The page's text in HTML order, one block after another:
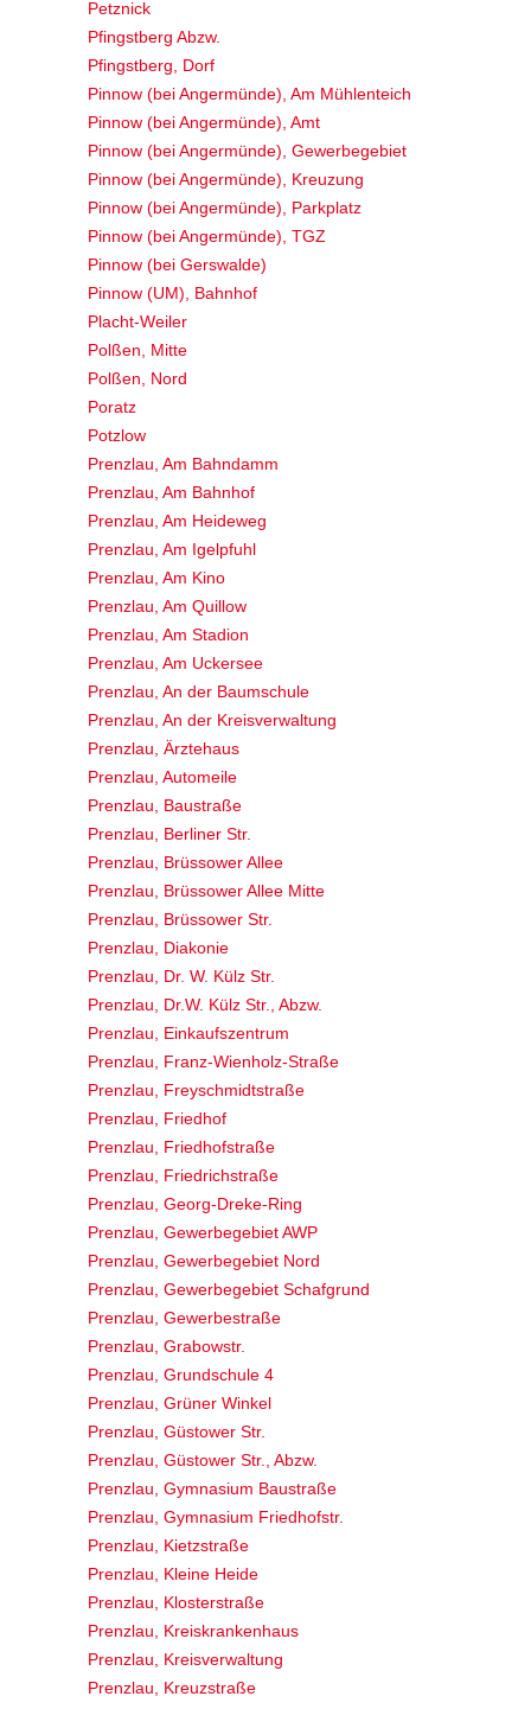
Petznick
Pfingstberg Abzw.
Pfingstberg, Dorf
Pinnow (bei Angermünde), Am Mühlenteich
Pinnow (bei Angermünde), Amt
Pinnow (bei Angermünde), Gewerbegebiet
Pinnow (bei Angermünde), Kreuzung
Pinnow (bei Angermünde), Parkplatz
Pinnow (bei Angermünde), TGZ
Pinnow (bei Gerswalde)
Pinnow (UM), Bahnhof
Placht-Weiler
Polßen, Mitte
Polßen, Nord
Poratz
Potzlow
Prenzlau, Am Bahndamm
Prenzlau, Am Bahnhof
Prenzlau, Am Heideweg
Prenzlau, Am Igelpfuhl
Prenzlau, Am Kino
Prenzlau, Am Quillow
Prenzlau, Am Stadion
Prenzlau, Am Uckersee
Prenzlau, An der Baumschule
Prenzlau, An der Kreisverwaltung
Prenzlau, Ärztehaus
Prenzlau, Automeile
Prenzlau, Baustraße
Prenzlau, Berliner Str.
Prenzlau, Brüssower Allee
Prenzlau, Brüssower Allee Mitte
Prenzlau, Brüssower Str.
Prenzlau, Diakonie
Prenzlau, Dr. W. Külz Str.
Prenzlau, Dr.W. Külz Str., Abzw.
Prenzlau, Einkaufszentrum
Prenzlau, Franz-Wienholz-Straße
Prenzlau, Freyschmidtstraße
Prenzlau, Friedhof
Prenzlau, Friedhofstraße
Prenzlau, Friedrichstraße
Prenzlau, Georg-Dreke-Ring
Prenzlau, Gewerbegebiet AWP
Prenzlau, Gewerbegebiet Nord
Prenzlau, Gewerbegebiet Schafgrund
Prenzlau, Gewerbestraße
Prenzlau, Grabowstr.
Prenzlau, Grundschule 4
Prenzlau, Grüner Winkel
Prenzlau, Güstower Str.
Prenzlau, Güstower Str., Abzw.
Prenzlau, Gymnasium Baustraße
Prenzlau, Gymnasium Friedhofstr.
Prenzlau, Kietzstraße
Prenzlau, Kleine Heide
Prenzlau, Klosterstraße
Prenzlau, Kreiskrankenhaus
Prenzlau, Kreisverwaltung
Prenzlau, Kreuzstraße